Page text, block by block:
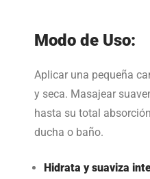
Modo de Uso:
Aplicar una pequeña
y seca. Masajear
hasta su total
ducha o baño.
Hidrata y suaviza